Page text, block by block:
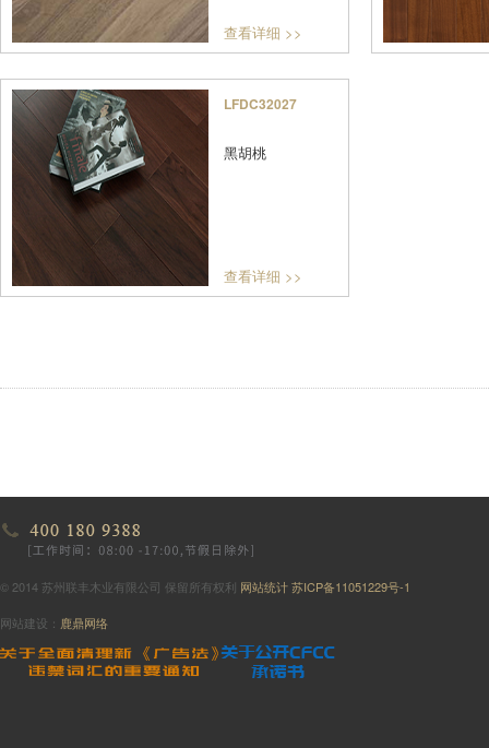
查看详细 >>
查看详细 >>
LFDC32027
黑胡桃
© 2014 苏州联丰木业有限公司 保留所有权利 网站统计苏ICP备11051229号-1
网站建设： 鹿鼎网络